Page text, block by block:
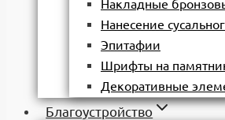
Накладные
Нанесение
Эпитафии
Шрифты на
Декоративные
Благоустройство